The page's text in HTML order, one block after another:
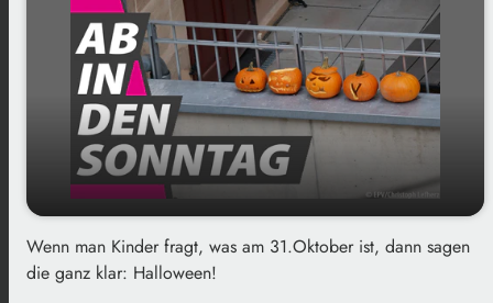
play_arrow Halloween UND Reformationstag bei der
Gruselkirche
Wenn man Kinder fragt, was am 31.Oktober ist, dann sagen
die ganz klar: Halloween!